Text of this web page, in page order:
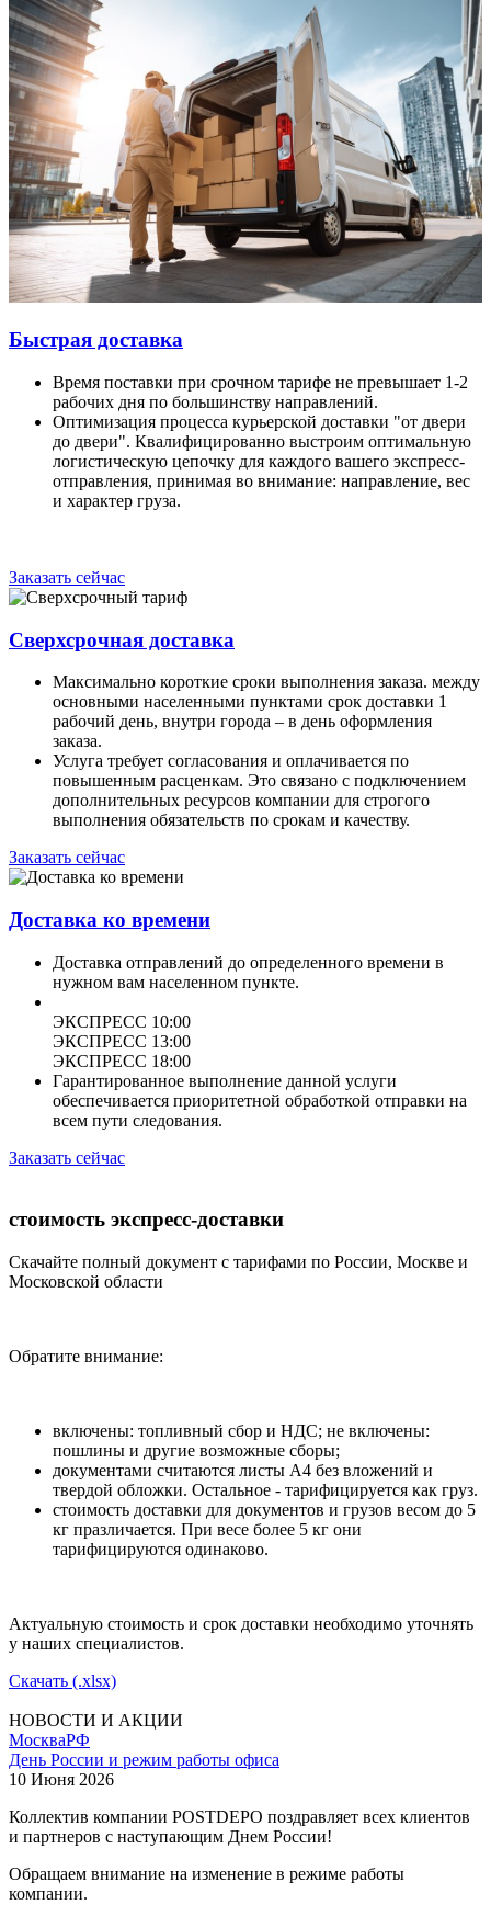
Быстрая доставка
Время поставки при срочном тарифе не превышает 1-2
рабочих дня по большинству направлений.
Оптимизация процесса курьерской доставки "от двери
до двери". Квалифицированно выстроим оптимальную
логистическую цепочку для каждого вашего экспресс-
отправления, принимая во внимание: направление, вес
и характер груза.
Заказать сейчас
Сверхсрочная доставка
Максимально короткие сроки выполнения заказа. между
основными населенными пунктами срок доставки 1
рабочий день, внутри города – в день оформления
заказа.
Услуга требует согласования и оплачивается по
повышенным расценкам. Это связано с подключением
дополнительных ресурсов компании для строгого
выполнения обязательств по срокам и качеству.
Заказать сейчас
Доставка ко времени
Доставка отправлений до определенного времени в
нужном вам населенном пункте.
ЭКСПРЕСС 10:00
ЭКСПРЕСС 13:00
ЭКСПРЕСС 18:00
Гарантированное выполнение данной услуги
обеспечивается приоритетной обработкой отправки на
всем пути следования.
Заказать сейчас
стоимость экспресс-доставки
Скачайте полный документ с тарифами по России, Москве и
Московской области
Обратите внимание:
включены: топливный сбор и НДС; не включены:
пошлины и другие возможные сборы;
документами считаются листы А4 без вложений и
твердой обложки. Остальное - тарифицируется как груз.
стоимость доставки для документов и грузов весом до 5
кг празличается. При весе более 5 кг они
тарифицируются одинаково.
Актуальную стоимость и срок доставки необходимо уточнять
у наших специалистов.
Скачать (.xlsx)
НОВОСТИ И АКЦИИ
МоскваРФ
День России и режим работы офиса
10 Июня 2026
Коллектив компании POSTDEPO поздравляет всех клиентов
и партнеров с наступающим Днем России!
Обращаем внимание на изменение в режиме работы
компании.